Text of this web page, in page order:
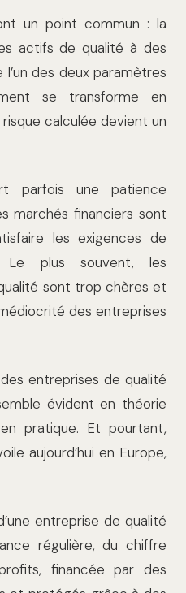
un point commun : la
actifs de qualité à des
l’un des deux paramètres
se transforme en
calculée devient un
parfois une patience
marchés financiers sont
les exigences de
Le plus souvent, les
sont trop chères et
des entreprises
entreprises de qualité
évident en théorie
pratique. Et pourtant,
aujourd’hui en Europe,
entreprise de qualité
régulière, du chiffre
financée par des